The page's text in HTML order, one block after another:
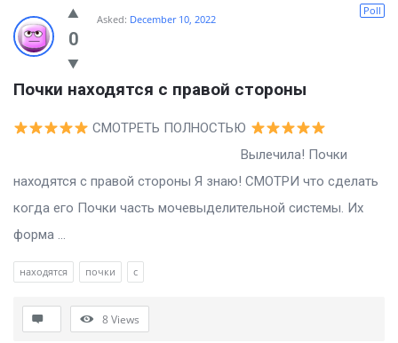
Billion
Essays
Latest
Questions
0
Poll
Asked: December 10, 2022
Почки находятся с правой стороны
СМОТРЕТЬ ПОЛНОСТЬЮ
Вылечила! Почки
находятся с правой стороны Я знаю! СМОТРИ что сделать
когда его Почки часть мочевыделительной системы. Их
форма ...
находятся почки с
8Views